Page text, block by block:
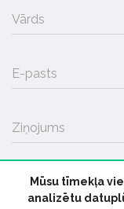
Vārds
E-pasts
Ziņojums
Mūsu tīmekļa
analizētu